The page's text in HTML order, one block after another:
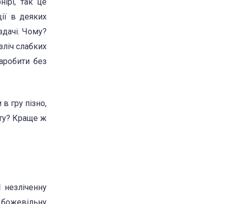
так це
в деяких
Чому?
слабких
без
гру пізно,
Краще ж
божевільну